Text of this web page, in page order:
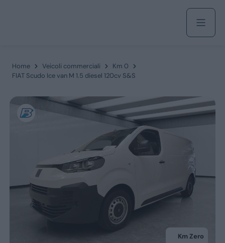
Acquista
Azienda
Servizi
Marchi
Fiat
Home Veicoli commerciali
Km 0
FIAT Scudo Ice van M 1.5 diesel 120cv S&S
Km Zero